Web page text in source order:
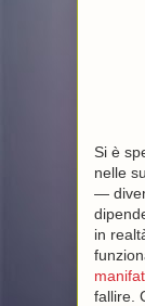
Si è
nelle
—
in
fallire.